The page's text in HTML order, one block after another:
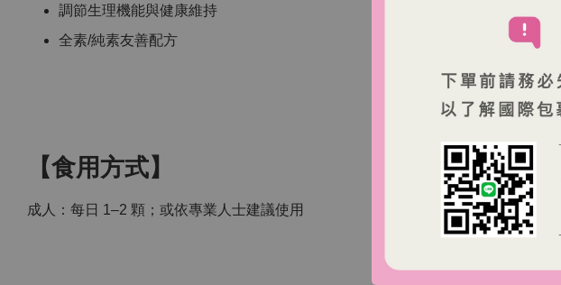
調節生理機能與健康維持
全素/純素友善配方
【食用方式】
成人：每日 1–2 顆；或依專業人士建議使用